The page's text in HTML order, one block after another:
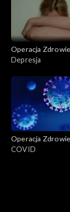
Operacja
Depresja
Operacja
COVID